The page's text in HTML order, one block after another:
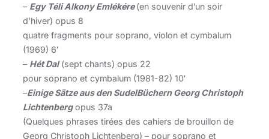
– Egy Téli Alkony Emlékére(en souvenir d’un soir
d’hiver) opus 8
quatre fragments pour soprano, violon et cymbalum
(1969) 6′
– Hét Dal(sept chants) opus 22
pour soprano et cymbalum (1981-82) 10′
–Einige Sätze aus den SudelBüchern Georg Christoph
Lichtenbergopus 37a
(Quelques phrases tirées des cahiers de brouillon de
Georg Christoph Lichtenberg) – pour soprano et